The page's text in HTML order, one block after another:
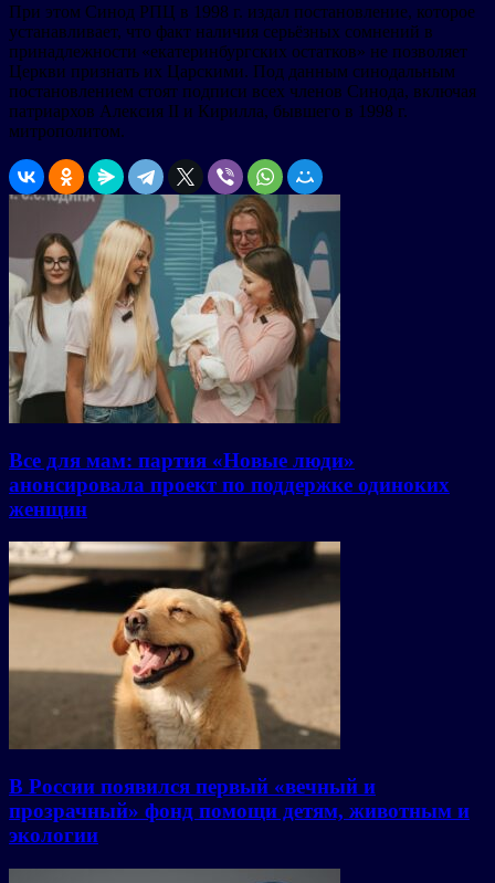
При этом Синод РПЦ в 1998 г. издал постановление, которое
устанавливает, что факт наличия серьёзных сомнений в
принадлежности «екатеринбургских остатков» не позволяет
Церкви признать их Царскими. Под данным синодальным
постановлением стоят подписи всех членов Синода, включая
патриархов Алексия II и Кирилла, бывшего в 1998 г.
митрополитом.
Все для мам: партия «Новые люди»
анонсировала проект по поддержке одиноких
женщин
В России появился первый «вечный и
прозрачный» фонд помощи детям, животным и
экологии